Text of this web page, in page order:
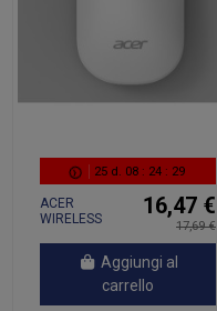
25 d. 08 : 24 : 28
ACER
WIRELESS
16,47 €
17,69 €
Aggiungi al
carrello